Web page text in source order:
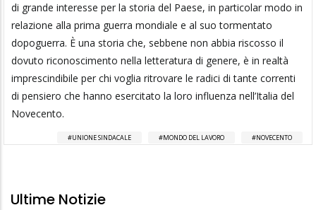
di grande interesse per la storia del Paese, in particolar modo in
relazione alla prima guerra mondiale e al suo tormentato
dopoguerra. È una storia che, sebbene non abbia riscosso il
dovuto riconoscimento nella letteratura di genere, è in realtà
imprescindibile per chi voglia ritrovare le radici di tante correnti
di pensiero che hanno esercitato la loro influenza nell’Italia del
Novecento.
UNIONE SINDACALE MONDO DEL LAVORO NOVECENTO
Ultime Notizie